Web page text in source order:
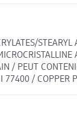
/ PEUT
/